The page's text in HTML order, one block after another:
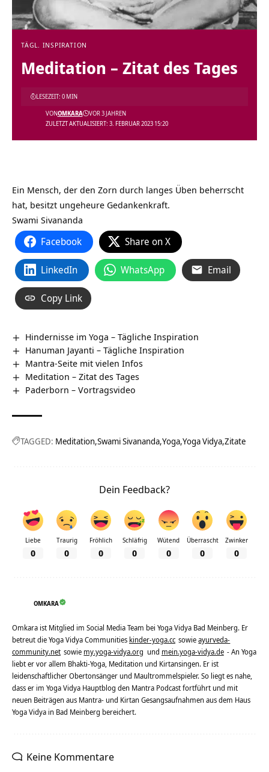
TÄGL. INSPIRATION
Meditation – Zitat des Tages
ZULETZT AKTUALISIERT: 3. FEBRUAR 2023 15:20
VONOMKARA VOR 3 JAHREN
LESEZEIT: 0 MIN
Ein Mensch, der den Zorn durch langes Üben beherrscht
hat, besitzt ungeheure Gedankenkraft.
Swami Sivananda
Facebook Share on X
LinkedIn WhatsApp Email
Copy Link
Hindernisse im Yoga – Tägliche Inspiration
Hanuman Jayanti – Tägliche Inspiration
Mantra-Seite mit vielen Infos
Meditation – Zitat des Tages
Paderborn‏‎ – Vortragsvideo
TAGGED: Meditation Swami Sivananda Yoga Yoga Vidya Zitate
Dein Feedback?
Liebe
0
Traurig
0
Fröhlich
0
Schläfrig
0
Wütend
0
Überrascht
0
Zwinker
0
OMKARA
Omkara ist Mitglied im Social Media Team bei Yoga Vidya Bad Meinberg. Er
betreut die Yoga Vidya Communities kinder-yoga.cc sowieayurveda-
community.net sowie my.yoga-vidya.org und mein.yoga-vidya.de - An Yoga
liebt er vor allem Bhakti-Yoga, Meditation und Kirtansingen. Er ist
leidenschaftlicher Obertonsänger und Maultrommelspieler. So liegt es nahe,
dass er im Yoga Vidya Hauptblog den Mantra Podcast fortführt und mit
neuen Beiträgen aus Mantra- und Kirtan Gesangsaufnahmen aus dem Haus
Yoga Vidya in Bad Meinberg bereichert.
Keine Kommentare